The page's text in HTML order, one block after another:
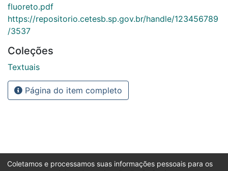
fluoreto.pdf
https://repositorio.cetesb.sp.gov.br/handle/123456789
/3537
Coleções
Textuais
Página do item completo
Coletamos e processamos suas informações pessoais para os